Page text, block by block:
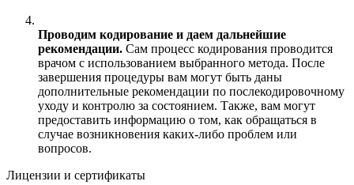
Проводим кодирование и даем дальнейшие
рекомендации. Сам процесс кодирования проводится
врачом с использованием выбранного метода. После
завершения процедуры вам могут быть даны
дополнительные рекомендации по послекодировочному
уходу и контролю за состоянием. Также, вам могут
предоставить информацию о том, как обращаться в
случае возникновения каких-либо проблем или
вопросов.
Лицензии и сертификаты